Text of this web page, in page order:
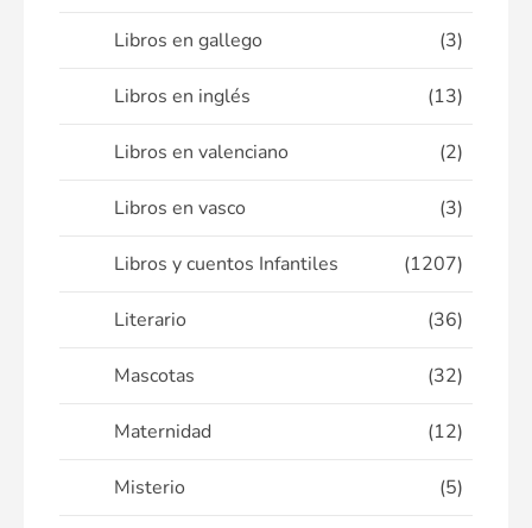
Libros en gallego (3)
Libros en inglés (13)
Libros en valenciano (2)
Libros en vasco (3)
Libros y cuentos Infantiles (1207)
Literario (36)
Mascotas (32)
Maternidad (12)
Misterio (5)